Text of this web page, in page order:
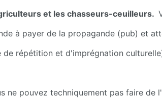
et les chasseurs-ceuilleurs.
à payer de la propagande (pub) et
répétition et d'imprégnation
ne pouvez techniquement pas faire de